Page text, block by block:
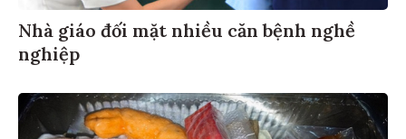
Nhà giáo đối mặt nhiều căn bệnh nghề
nghiệp